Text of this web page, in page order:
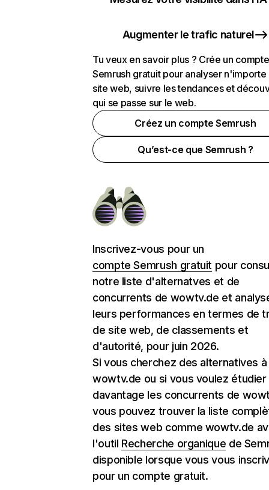
Augmenter le trafic naturel
Tu veux en savoir plus ? Crée un compte
Semrush gratuit pour analyser n'importe
site web, suivre les tendances et
qui se passe sur le web.
Créez un compte Semrush
Qu’est-ce que Semrush ?
Inscrivez-vous pour un
compte Semrush gratuit pour
notre liste d'alternatves et de
concurrents de wowtv.de et
leurs performances en termes de
de site web, de classements et
d'autorité, pour juin 2026.
Si vous cherchez des alternatives à
wowtv.de ou si vous voulez étudier
davantage les concurrents de
vous pouvez trouver la liste
des sites web comme wowtv.de
l'outil Recherche organique de
disponible lorsque vous vous
pour un compte gratuit.